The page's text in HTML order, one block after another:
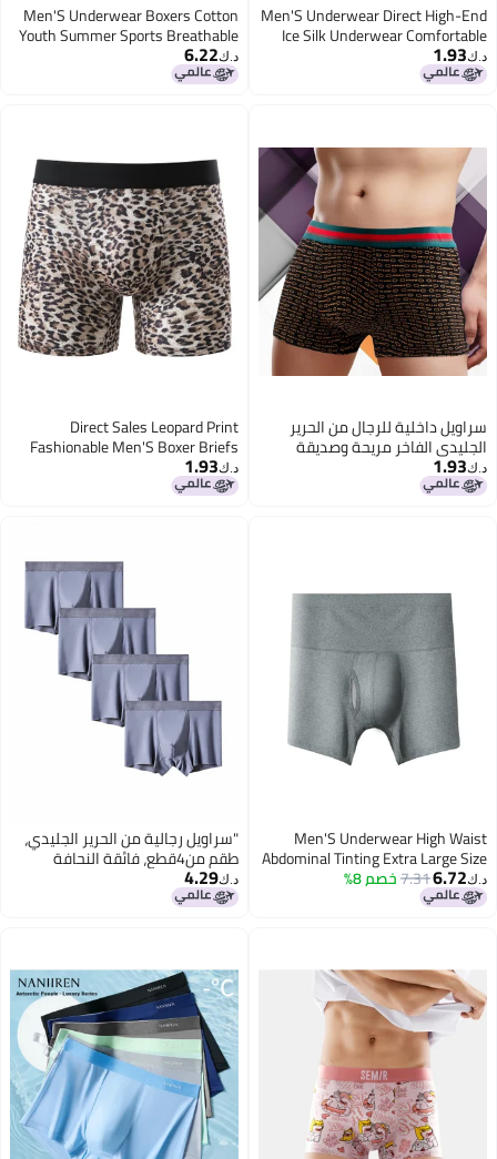
Men'S Underwear Direct High-End
Ice Silk Underwear Comfortable
Skin-Friendly Breathable Bottom
Crotch Men'S Boxers
د.ك‏1.93
Men'S Underwear Boxers Cotton
Youth Summer Sports Breathable
Personalized Fashion Printed
Boxer Shorts Head
د.ك‏6.22
سراويل داخلية للرجال من الحرير
الجليدي الفاخر مريحة وصديقة
للبشرة وقابلة للتنفس، بوكسرات
للرجال
د.ك‏1.93
Direct Sales Leopard Print
Fashionable Men'S Boxer Briefs
Comfortable Simple Luxury Boxer
Shorts Dropshipping
د.ك‏1.93
Men'S Underwear High Waist
Abdominal Tinting Extra Large Size
Anti-Abrasion Leg Waist
Protection Warm Fleece-Lined
د.ك‏6.72
7.31خصم 8%
5
"سراويل رجالية من الحرير الجليدي،
طقم من4قطع، فائقة النحافة
تهوية ممتازة، تمتص الرطوبة
د.ك‏4.29